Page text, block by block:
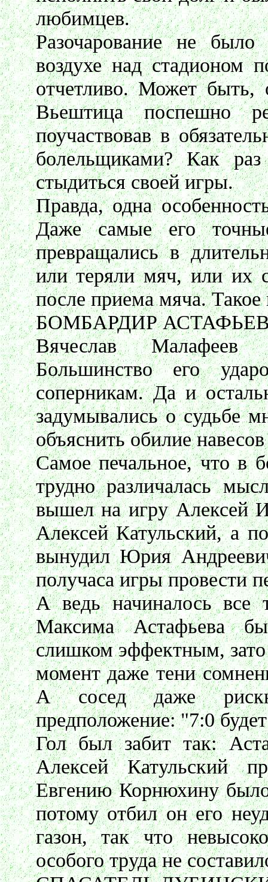
любимцев.
Разочарование не
воздухе над стадионом
отчетливо. Может быть,
Вьештица поспешно
поучаствовав в
болельщиками? Как
стыдиться своей игры.
Правда, одна
Даже самые его
превращались в
или теряли мяч, или их
после приема мяча. Такое
БОМБАРДИР
Вячеслав Малафеев
Большинство его
соперникам. Да и
задумывались о судьбе
объяснить обилие
Самое печальное, что в
трудно различалась
вышел на игру Алексей
Алексей Катульский, а
вынудил Юрия
получаса игры провести
А ведь начиналось все
Максима Астафьева
слишком эффектным,
момент даже тени
А сосед даже
предположение: "7:0
Гол был забит так:
Алексей Катульский
Евгению Корнюхину
потому отбил он его
газон, так что
особого труда не